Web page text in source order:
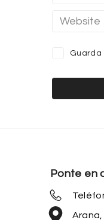
Guarda
Ponte en
Arana,